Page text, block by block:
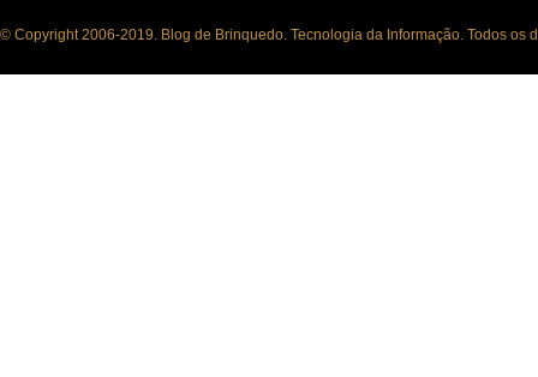
© Copyright 2006-2019. Blog de Brinquedo. Tecnologia da Informação. Todos os